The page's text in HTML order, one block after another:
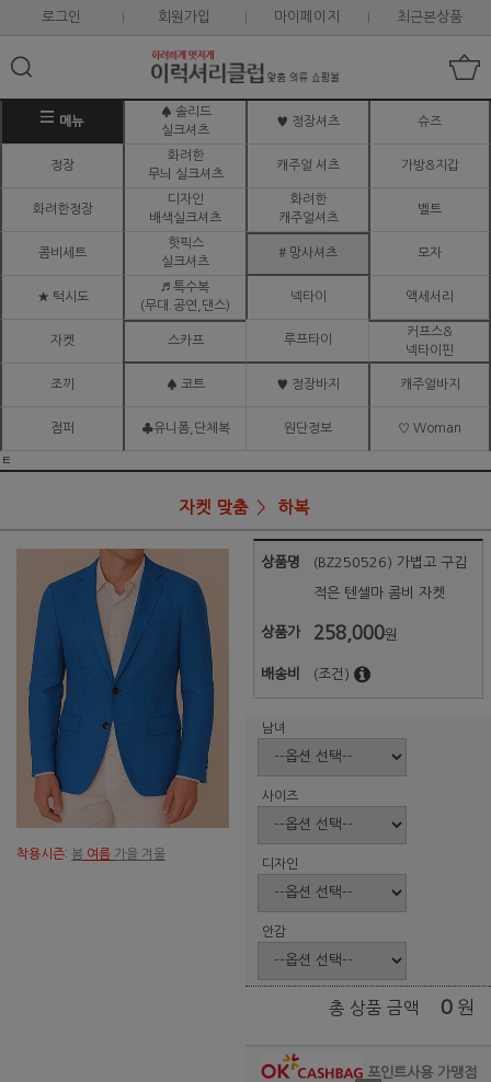
로그인 회원가입 마이페이지 최근본상품
메뉴
♠ 솔리드
실크셔츠
♥ 정장셔츠 슈즈
정장
화려한
무늬 실크셔츠
캐주얼 셔츠 가방&지갑
화려한정장
디자인
배색실크셔츠
화려한
캐주얼셔츠
벨트
콤비세트
핫픽스
실크셔츠
# 망사셔츠 모자
★ 턱시도
♬ 특수복
(무대.공연,댄스)
넥타이 액세서리
자켓 스카프 루프타이
커프스&
넥타이핀
조끼 ♠ 코트 ♥ 정장바지 캐주얼바지
점퍼 ♣유니폼,단체복 원단정보 ♡ Woman
ㅌ
자켓 맞춤 하복
착용시즌: 봄 여름 가을 겨울
상품명 (BZ250526) 가볍고 구김
적은 텐셀마 콤비 자켓
상품가 258,000원
배송비 (조건)
남녀
사이즈
디자인
안감
총 상품 금액 0 원
포인트사용 가맹점